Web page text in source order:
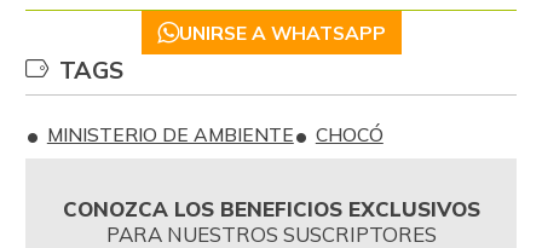
UNIRSE A WHATSAPP
TAGS
MINISTERIO DE AMBIENTE CHOCÓ
CONOZCA LOS BENEFICIOS EXCLUSIVOS
PARA NUESTROS SUSCRIPTORES